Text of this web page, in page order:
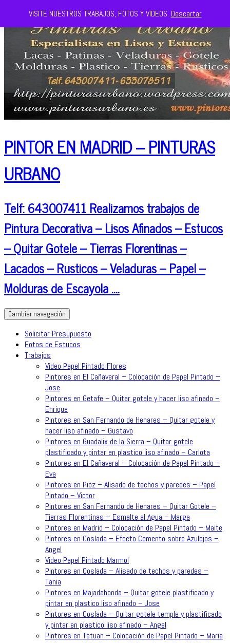
PINTOR EN MADRID – PINTURAS
URBANO
Telf: 643007411 Realizamos trabajos de
Pintura Decorativa – Lisos Afinados – Estucos
– Quitar Gotele – Tierras Florentinas –
Lacados – Rusticos – Veladuras – Papel –
Molduras de Escayola ….
Cambiar navegación
Solicitar Presupuesto
Fotos de Estucos
Trabajos
Video Papel Pintado Flores
Pintores en El Cañaveral – Colocación de Papel Pintado –
Jose
Pintores en Getafe – Quitar gotele y hacer liso afinado –
Enrique
Pintores en San Fernando de Henares – Quitar gotele y
hacer liso afinado – Gustavo
Pintores en Guadalix de la Sierra – Quitar gotele
plastificado y pintar en plastico liso afinado – Carlota
Pintores en El Cañaveral – Colocación de Papel Pintado –
Eva
Pintores en Pioz – Alisado de techos y paredes – Papel
Pintado – Victor
Pintores en San Fernando de Henares – Quitar Gotele –
Tierras Florentinas – Esmalte al Agua – Marga
Pintores en Madrid – Colocación de Papel Pintado – Maite
Pintores en Coslada – Efecto Cemento sobre Azulejos –
Angel
Video Papel Pintado Marmol
Pintores en Coslada – Alisado de techos y paredes –
Tania
Pintores en Majadahonda – Quitar gotele plastificado y
pintar en plastico liso afinado – Jose
Pintores en Coslada – Quitar gotele temple y plastificado
y pintar en plastico liso afinado – Angel
Pintores en Tetuan – Colocación de Papel Pintado – Maria
VISITE NUESTROS TRABAJOS, FOTOS Y VIDEOS. Descartar